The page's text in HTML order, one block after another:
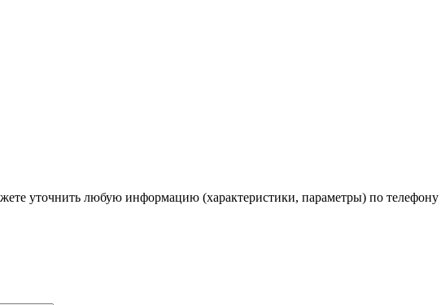
уточнить любую информацию (характеристики, параметры) по телефону